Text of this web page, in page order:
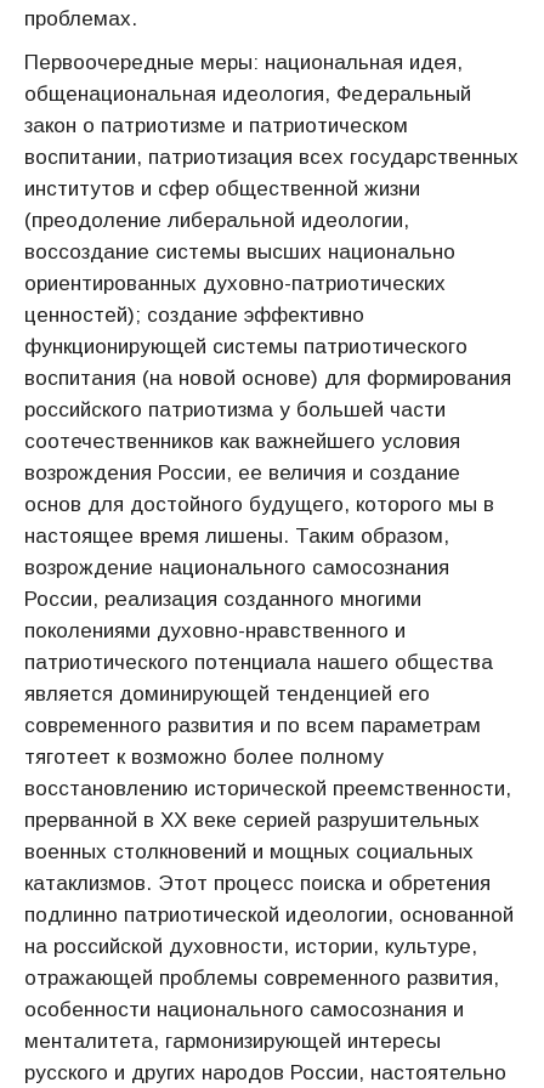
проблемах.
Первоочередные меры: национальная идея,
общенациональная идеология, Федеральный
закон о патриотизме и патриотическом
воспитании, патриотизация всех государственных
институтов и сфер общественной жизни
(преодоление либеральной идеологии,
воссоздание системы высших национально
ориентированных духовно-патриотических
ценностей); создание эффективно
функционирующей системы патриотического
воспитания (на новой основе) для формирования
российского патриотизма у большей части
соотечественников как важнейшего условия
возрождения России, ее величия и создание
основ для достойного будущего, которого мы в
настоящее время лишены. Таким образом,
возрождение национального самосознания
России, реализация созданного многими
поколениями духовно-нравственного и
патриотического потенциала нашего общества
является доминирующей тенденцией его
современного развития и по всем параметрам
тяготеет к возможно более полному
восстановлению исторической преемственности,
прерванной в XX веке серией разрушительных
военных столкновений и мощных социальных
катаклизмов. Этот процесс поиска и обретения
подлинно патриотической идеологии, основанной
на российской духовности, истории, культуре,
отражающей проблемы современного развития,
особенности национального самосознания и
менталитета, гармонизирующей интересы
русского и других народов России, настоятельно